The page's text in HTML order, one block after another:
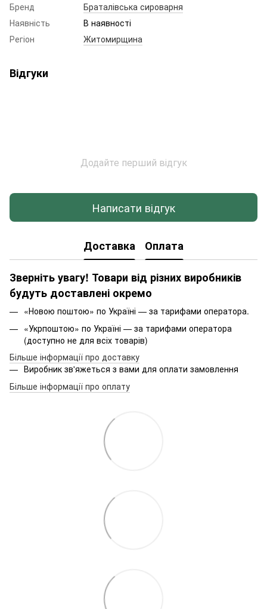
Бренд
Браталівська сироварня
Наявність
В наявності
Регіон
Житомирщина
Відгуки
Додайте перший відгук
Написати відгук
Доставка Оплата
Зверніть увагу! Товари від різних виробників
будуть доставлені окремо
«Новою поштою» по Україні — за тарифами оператора.
«Укрпоштою» по Україні — за тарифами оператора
(доступно не для всіх товарів)
Більше інформації про доставку
Виробник зв'яжеться з вами для оплати замовлення
Більше інформації про оплату